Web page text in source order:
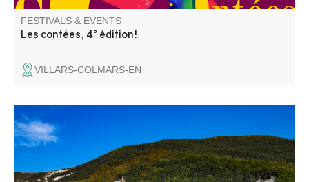
FESTIVALS & EVENTS
Les contées, 4° édition!
VILLARS-COLMARS-EN
Visite commentée de la grotte du Perthus II par Cédric
Lepère, suivie d'une conférence-atelier de Manon Vuilien,
archéozoologue.